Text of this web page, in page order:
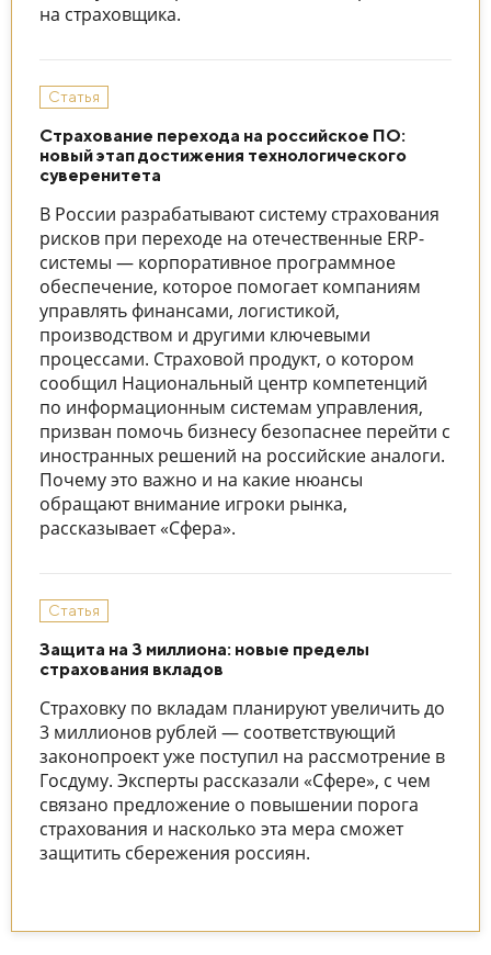
на страховщика.
Статья
Страхование перехода на российское ПО:
новый этап достижения технологического
суверенитета
В России разрабатывают систему страхования
рисков при переходе на отечественные ERP-
системы — корпоративное программное
обеспечение, которое помогает компаниям
управлять финансами, логистикой,
производством и другими ключевыми
процессами. Страховой продукт, о котором
сообщил Национальный центр компетенций
по информационным системам управления,
призван помочь бизнесу безопаснее перейти с
иностранных решений на российские аналоги.
Почему это важно и на какие нюансы
обращают внимание игроки рынка,
рассказывает «Сфера».
Статья
Защита на 3 миллиона: новые пределы
страхования вкладов
Страховку по вкладам планируют увеличить до
3 миллионов рублей — соответствующий
законопроект уже поступил на рассмотрение в
Госдуму. Эксперты рассказали «Сфере», с чем
связано предложение о повышении порога
страхования и насколько эта мера сможет
защитить сбережения россиян.